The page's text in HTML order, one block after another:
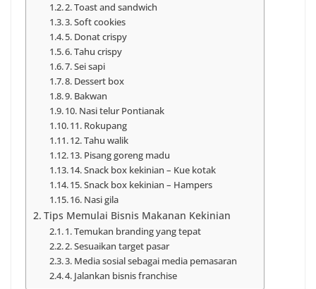
2. Toast and sandwich
3. Soft cookies
5. Donat crispy
6. Tahu crispy
7. Sei sapi
8. Dessert box
9. Bakwan
10. Nasi telur Pontianak
11. Rokupang
12. Tahu walik
13. Pisang goreng madu
14. Snack box kekinian – Kue kotak
15. Snack box kekinian – Hampers
16. Nasi gila
Tips Memulai Bisnis Makanan Kekinian
1. Temukan branding yang tepat
2. Sesuaikan target pasar
3. Media sosial sebagai media pemasaran
4. Jalankan bisnis franchise